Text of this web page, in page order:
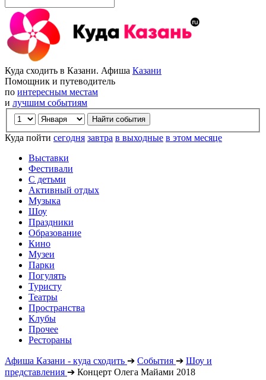
Куда сходить в Казани. Афиша Казани
Помощник и путеводитель
по интересным местам
и лучшим событиям
Куда пойти сегодня завтра в выходные в этом месяце
Выставки
Фестивали
С детьми
Активный отдых
Музыка
Шоу
Праздники
Образование
Кино
Музеи
Парки
Погулять
Туристу
Театры
Пространства
Клубы
Прочее
Рестораны
Афиша Казани - куда сходить ➔ События ➔ Шоу и
представления ➔ Концерт Олега Майами 2018